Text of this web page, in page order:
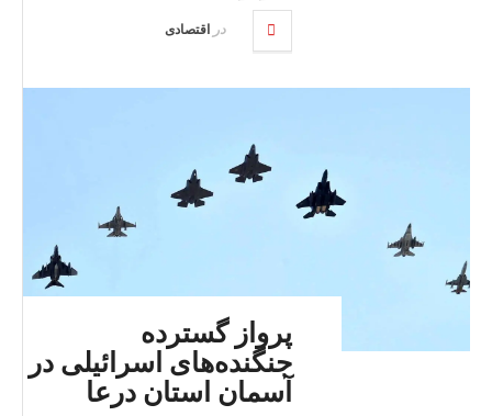
در اقتصادی
پرواز گسترده
جنگنده‌های اسرائیلی در
آسمان استان درعا